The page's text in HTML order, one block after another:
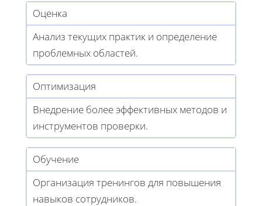
Оценка
Анализ текущих практик и определение
проблемных областей.
Оптимизация
Внедрение более эффективных методов и
инструментов проверки.
Обучение
Организация тренингов для повышения
навыков сотрудников.